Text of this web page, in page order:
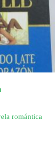
romántica